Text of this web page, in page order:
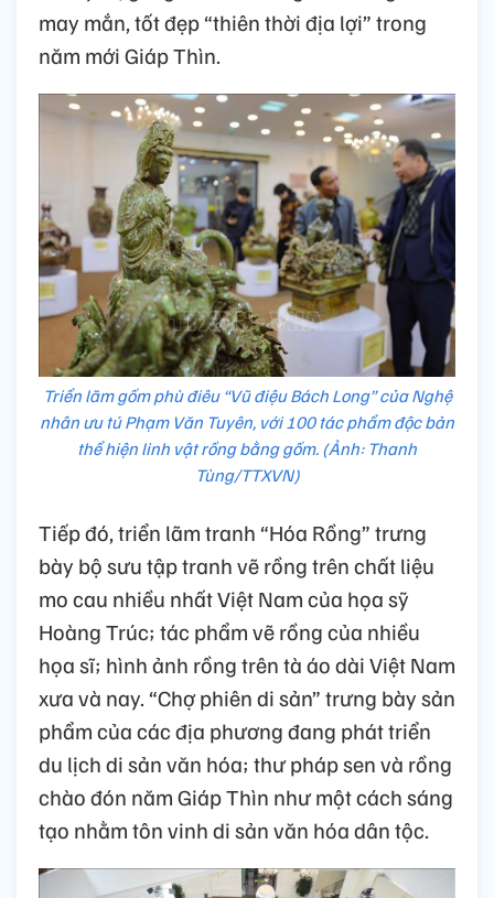
may mắn, tốt đẹp “thiên thời địa lợi” trong
năm mới Giáp Thìn.
Triển lãm gốm phù điêu “Vũ điệu Bách Long” của Nghệ
nhân ưu tú Phạm Văn Tuyên, với 100 tác phẩm độc bản
thể hiện linh vật rồng bằng gốm. (Ảnh: Thanh
Tùng/TTXVN)
Tiếp đó, triển lãm tranh “Hóa Rồng” trưng
bày bộ sưu tập tranh vẽ rồng trên chất liệu
mo cau nhiều nhất Việt Nam của họa sỹ
Hoàng Trúc; tác phẩm vẽ rồng của nhiều
họa sĩ; hình ảnh rồng trên tà áo dài Việt Nam
xưa và nay. “Chợ phiên di sản” trưng bày sản
phẩm của các địa phương đang phát triển
du lịch di sản văn hóa; thư pháp sen và rồng
chào đón năm Giáp Thìn như một cách sáng
tạo nhằm tôn vinh di sản văn hóa dân tộc.